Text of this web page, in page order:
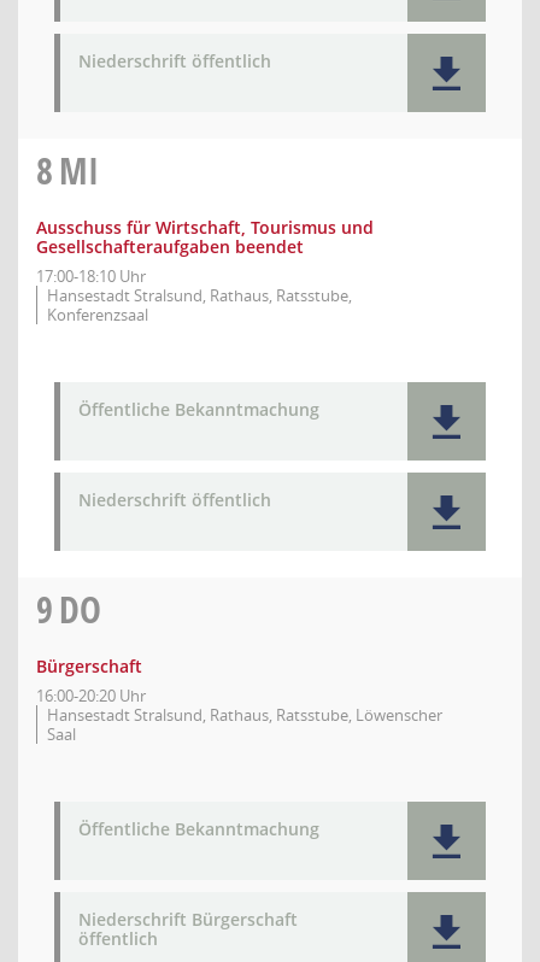
Niederschrift öffentlich
8MI
Ausschuss für Wirtschaft, Tourismus und
Gesellschafteraufgaben beendet
17:00-18:10 Uhr
Hansestadt Stralsund, Rathaus, Ratsstube,
Konferenzsaal
Öffentliche Bekanntmachung
Niederschrift öffentlich
9DO
Bürgerschaft
16:00-20:20 Uhr
Hansestadt Stralsund, Rathaus, Ratsstube, Löwenscher
Saal
Öffentliche Bekanntmachung
Niederschrift Bürgerschaft
öffentlich